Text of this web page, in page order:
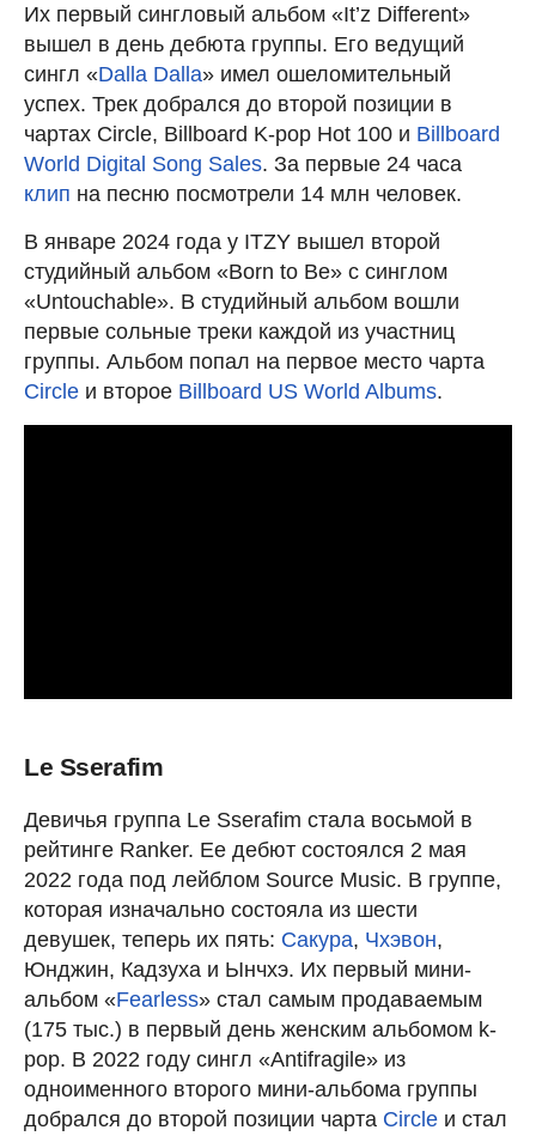
Их первый сингловый альбом «It’z Different»
вышел в день дебюта группы. Его ведущий
сингл «Dalla Dalla» имел ошеломительный
успех. Трек добрался до второй позиции в
чартах Circle, Billboard K-pop Hot 100 и Billboard
World Digital Song Sales. За первые 24 часа
клип на песню посмотрели 14 млн человек.
В январе 2024 года у ITZY вышел второй
студийный альбом «Born to Be» с синглом
«Untouchable». В студийный альбом вошли
первые сольные треки каждой из участниц
группы. Альбом попал на первое место чарта
Circle и второе Billboard US World Albums.
Le Sserafim
Девичья группа Le Sserafim стала восьмой в
рейтинге Ranker. Ее дебют состоялся 2 мая
2022 года под лейблом Source Music. В группе,
которая изначально состояла из шести
девушек, теперь их пять: Сакура, Чхэвон,
Юнджин, Кадзуха и Ынчхэ. Их первый мини-
альбом «Fearless» стал самым продаваемым
(175 тыс.) в первый день женским альбомом k-
pop. В 2022 году сингл «Antifragile» из
одноименного второго мини-альбома группы
добрался до второй позиции чарта Circle и стал